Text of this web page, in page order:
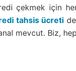
çekmek için
tahsis ücreti
mevcut. Biz,